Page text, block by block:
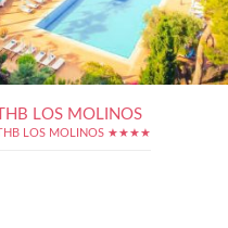
THB LOS MOLINOS
THB LOS MOLINOS ★★★★